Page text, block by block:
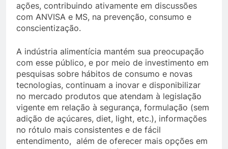
ações, contribuindo ativamente em discussões
com ANVISA e MS, na prevenção, consumo e
conscientização.
A indústria alimentícia mantém sua preocupação
com esse público, e por meio de investimento em
pesquisas sobre hábitos de consumo e novas
tecnologias, continuam a inovar e disponibilizar
no mercado produtos que atendam à legislação
vigente em relação à segurança, formulação (sem
adição de açúcares, diet, light, etc.), informações
no rótulo mais consistentes e de fácil
entendimento, além de oferecer mais opções em